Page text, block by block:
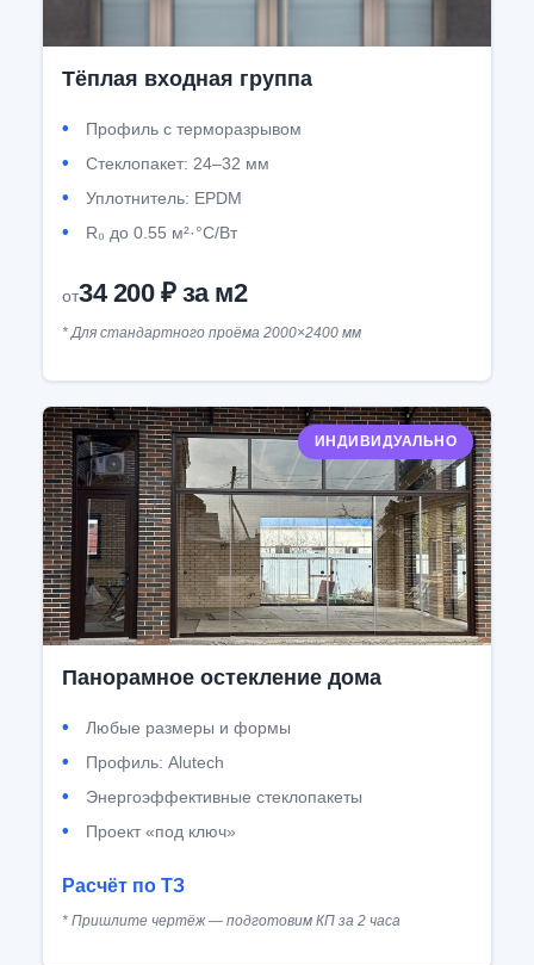
Тёплая входная группа
Профиль с терморазрывом
Стеклопакет: 24–32 мм
Уплотнитель: EPDM
R₀ до 0.55 м²·°С/Вт
от34 200 ₽ за м2
* Для стандартного проёма 2000×2400 мм
ИНДИВИДУАЛЬНО
Панорамное остекление дома
Любые размеры и формы
Профиль: Alutech
Энергоэффективные стеклопакеты
Проект «под ключ»
Расчёт по ТЗ
* Пришлите чертёж — подготовим КП за 2 часа